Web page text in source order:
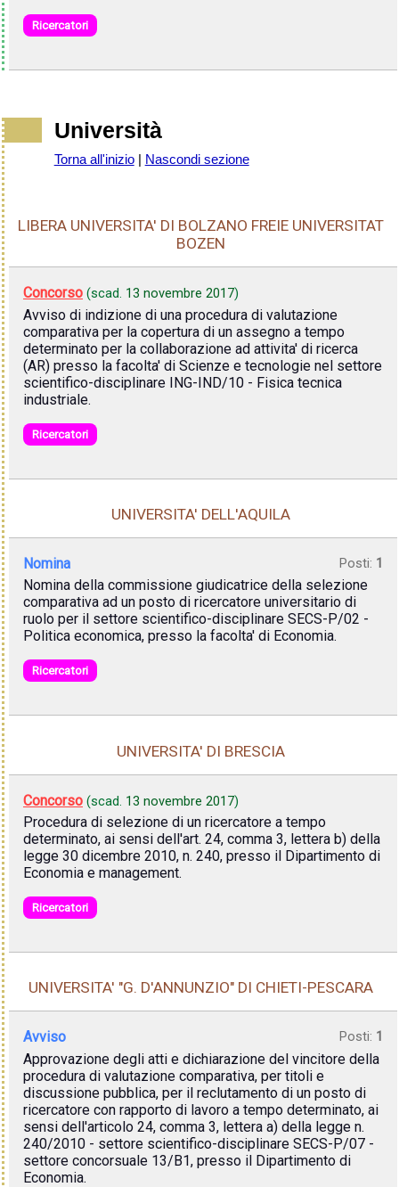
Ricercatori
Università
Torna all'inizio| Nascondi sezione
LIBERA UNIVERSITA' DI BOLZANO FREIE UNIVERSITAT
BOZEN
Concorso (scad. 13 novembre 2017)
Avviso di indizione di una procedura di valutazione
comparativa per la copertura di un assegno a tempo
determinato per la collaborazione ad attivita' di ricerca
(AR) presso la facolta' di Scienze e tecnologie nel settore
scientifico-disciplinare ING-IND/10 - Fisica tecnica
industriale.
Ricercatori
UNIVERSITA' DELL'AQUILA
Nomina Posti: 1
Nomina della commissione giudicatrice della selezione
comparativa ad un posto di ricercatore universitario di
ruolo per il settore scientifico-disciplinare SECS-P/02 -
Politica economica, presso la facolta' di Economia.
Ricercatori
UNIVERSITA' DI BRESCIA
Concorso (scad. 13 novembre 2017)
Procedura di selezione di un ricercatore a tempo
determinato, ai sensi dell'art. 24, comma 3, lettera b) della
legge 30 dicembre 2010, n. 240, presso il Dipartimento di
Economia e management.
Ricercatori
UNIVERSITA' "G. D'ANNUNZIO" DI CHIETI-PESCARA
Avviso Posti: 1
Approvazione degli atti e dichiarazione del vincitore della
procedura di valutazione comparativa, per titoli e
discussione pubblica, per il reclutamento di un posto di
ricercatore con rapporto di lavoro a tempo determinato, ai
sensi dell'articolo 24, comma 3, lettera a) della legge n.
240/2010 - settore scientifico-disciplinare SECS-P/07 -
settore concorsuale 13/B1, presso il Dipartimento di
Economia.